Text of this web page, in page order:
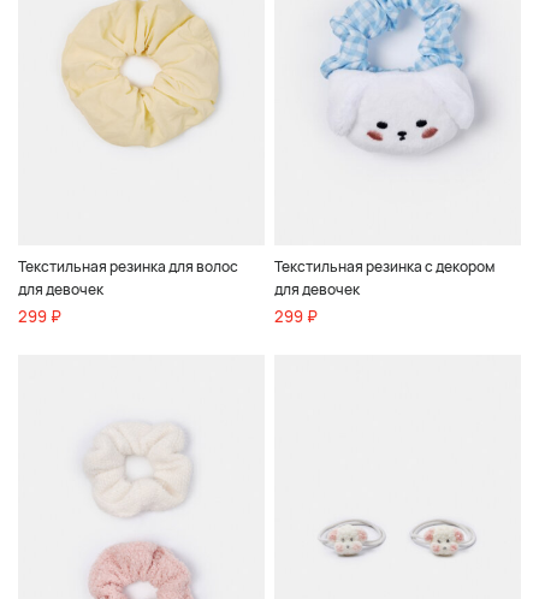
Текстильная резинка для волос
для девочек
299 ₽
Текстильная резинка с декором
для девочек
299 ₽